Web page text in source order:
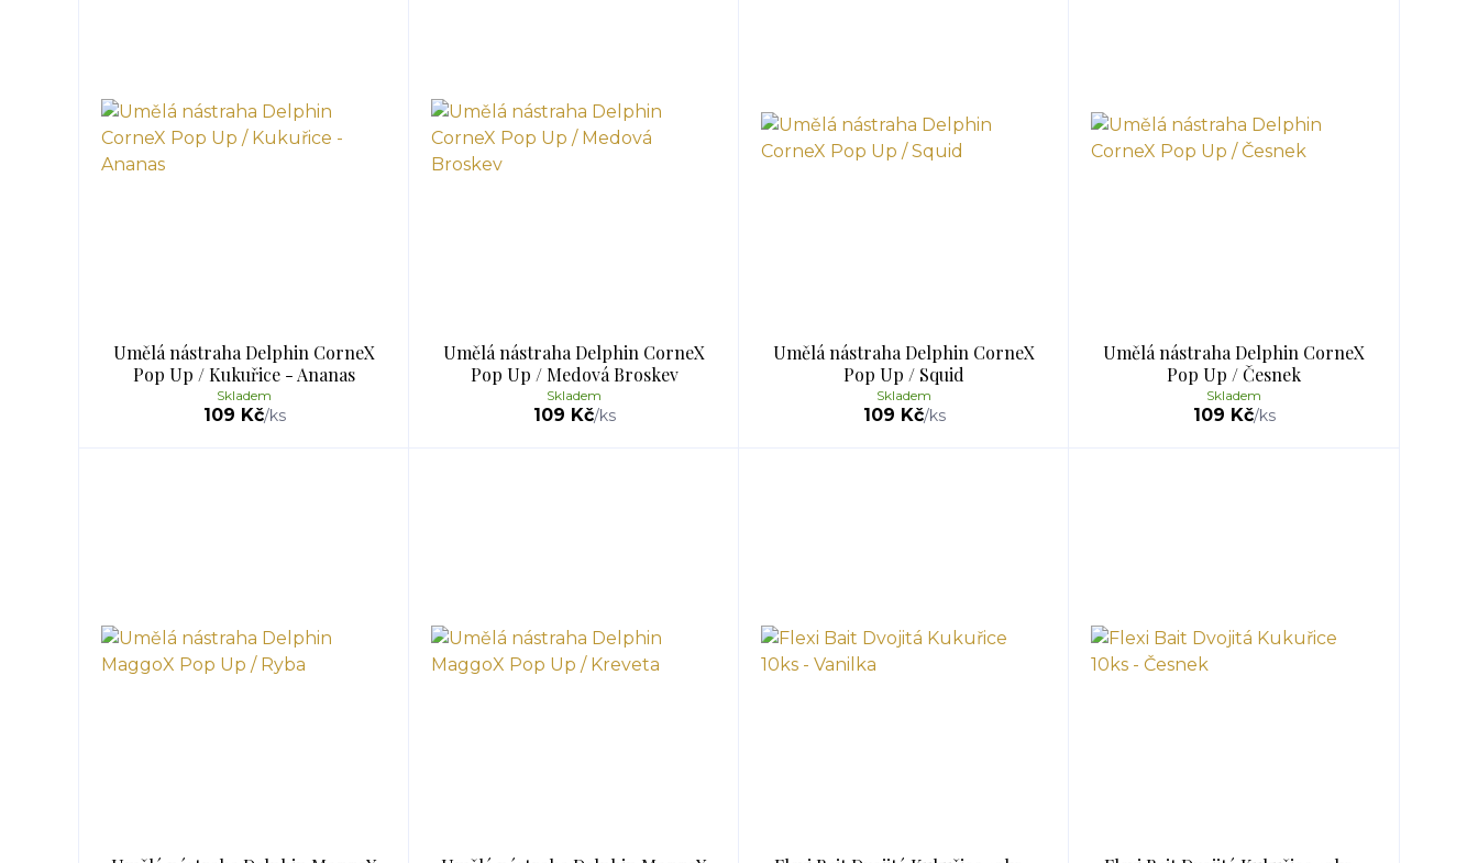
Umělá nástraha Delphin CorneX
Pop Up / Kukuřice - Ananas
109 Kč/ks
Skladem
Umělá nástraha Delphin CorneX
Pop Up / Medová Broskev
109 Kč/ks
Skladem
Umělá nástraha Delphin CorneX
Pop Up / Squid
109 Kč/ks
Skladem
Umělá nástraha Delphin CorneX
Pop Up / Česnek
109 Kč/ks
Skladem